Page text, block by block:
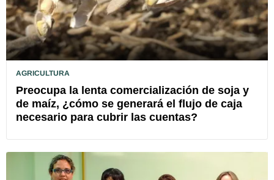
AGRICULTURA
Preocupa la lenta comercialización de soja y
de maíz, ¿cómo se generará el flujo de caja
necesario para cubrir las cuentas?